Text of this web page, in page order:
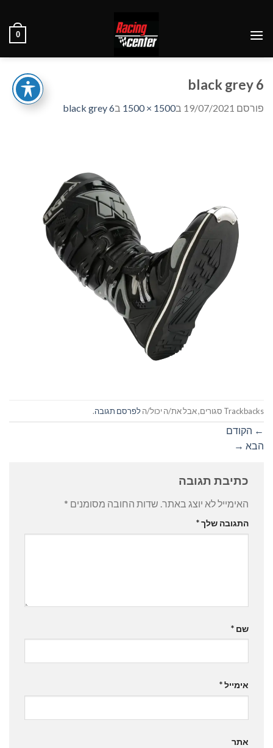
content
0
black grey 6
פורסם 19/07/2021 ב1500 × 1500 בblack grey 6
Trackbacks סגורים, אבל את/ה יכול/ה לפרסם תגובה.
← הקודם
הבא →
כתיבת תגובה
האימייל לא יוצג באתר. שדות החובה מסומנים *
התגובה שלך*
שם *
אימייל*
אתר